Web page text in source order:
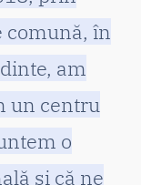
comună, în
am
un centru
o
și că ne